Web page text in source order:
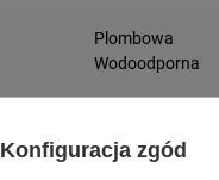
Plombowa
Wodoodporna
8 mm
Konfiguracja zgód